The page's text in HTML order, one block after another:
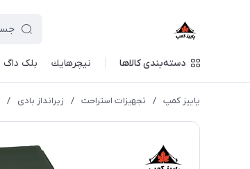
دسته‌بندی کالاها نيچرهايك بلک داگ
پاییز کمپ / تجهیزات استراحت / زیرانداز بادی /